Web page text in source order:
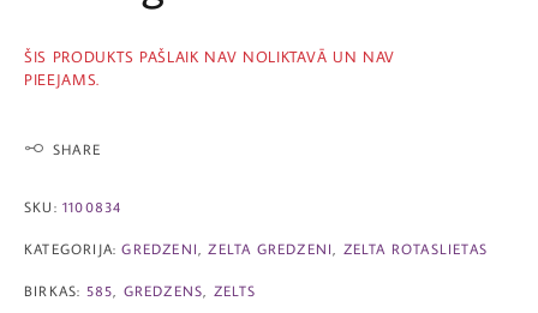
ŠIS PRODUKTS PAŠLAIK NAV NOLIKTAVĀ UN NAV
PIEEJAMS.
SHARE
SKU: 1100834
KATEGORIJA:GREDZENI ZELTA GREDZENI ZELTA ROTASLIETAS
BIRKAS: 585 GREDZENS ZELTS